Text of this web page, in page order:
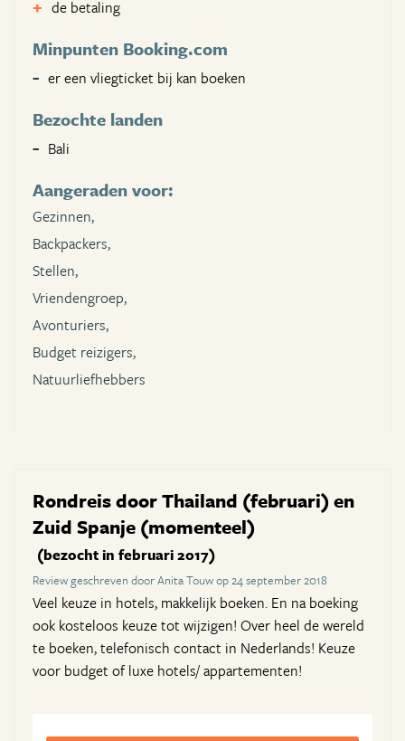
de betaling
Minpunten Booking.com
er een vliegticket bij kan boeken
Bezochte landen
Bali
Aangeraden voor:
Gezinnen,
Backpackers,
Stellen,
Vriendengroep,
Avonturiers,
Budget reizigers,
Natuurliefhebbers
Rondreis door Thailand (februari) en
Zuid Spanje (momenteel)
(bezocht in februari 2017)
Review geschreven door Anita Touw op 24 september 2018
Veel keuze in hotels, makkelijk boeken. En na boeking
ook kosteloos keuze tot wijzigen! Over heel de wereld
te boeken, telefonisch contact in Nederlands! Keuze
voor budget of luxe hotels/ appartementen!